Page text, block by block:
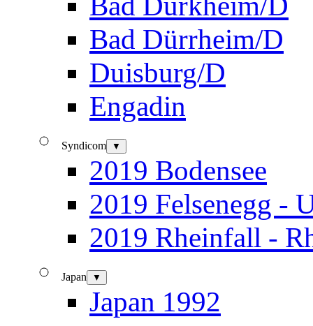
Bad Dürrheim/D
Duisburg/D
Engadin
Syndicom ▼
2019 Bodensee
2019 Felsenegg -
2019 Rheinfall -
Japan ▼
Japan 1992